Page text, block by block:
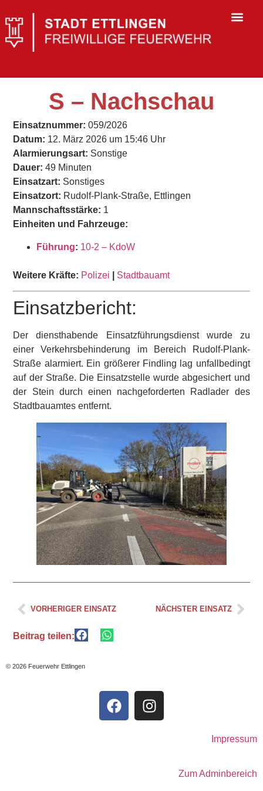
S – Nachschau
Einsatznummer: 059/2026
Datum: 12. März 2026 um 15:46 Uhr
Alarmierungsart: Sonstige
Dauer: 49 Minuten
Einsatzart: Sonstiges
Einsatzort: Rudolf-Plank-Straße, Ettlingen
Mannschaftsstärke: 1
Einheiten und Fahrzeuge:
Führung: 10-2 – KdoW
Weitere Kräfte: Polizei Stadtbauamt
Einsatzbericht:
Der diensthabende Einsatzführungsdienst wurde zu
einer Verkehrsbehinderung im Bereich Rudolf-Plank-
Straße alarmiert. Ein größerer Findling lag unfallbedingt
auf der Straße. Die Einsatzstelle wurde abgesichert und
der Stein durch einen nachgeforderten Radlader des
Stadtbauamtes entfernt.
VORHERIGER EINSATZ NÄCHSTER EINSATZ
Beitrag teilen:
© 2026 Feuerwehr Ettlingen
Impressum
Zum Adminbereich